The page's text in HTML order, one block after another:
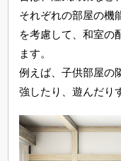
それぞれの部屋の機
を考慮して、和室の
ます。
例えば、子供部屋の
強したり、遊んだり